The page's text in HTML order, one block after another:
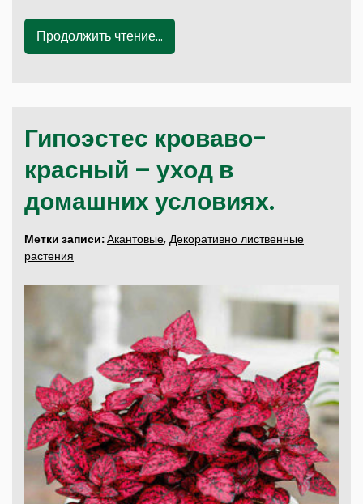
Продолжить чтение...
Гипоэстес кроваво-
красный – уход в
домашних условиях.
Метки записи:Акантовые, Декоративно лиственные
растения